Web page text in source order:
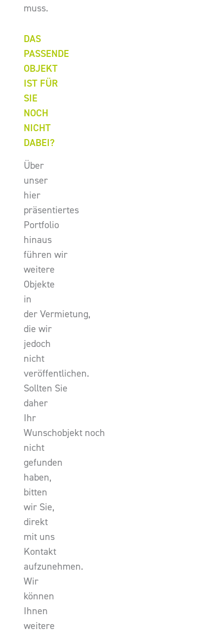
muss.
DAS
PASSENDE
OBJEKT
IST FÜR
SIE
NOCH
NICHT
DABEI?
Über
unser
hier
präsentiertes
Portfolio
hinaus
führen wir
weitere
Objekte
in
der Vermietung,
die wir
jedoch
nicht
veröffentlichen.
Sollten Sie
daher
Ihr
Wunschobjekt noch
nicht
gefunden
haben,
bitten
wir Sie,
direkt
mit uns
Kontakt
aufzunehmen.
Wir
können
Ihnen
weitere